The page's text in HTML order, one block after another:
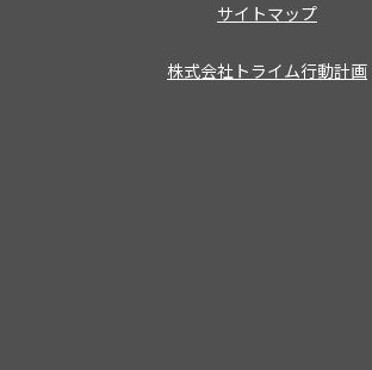
サイトマップ
株式会社トライム行動計画